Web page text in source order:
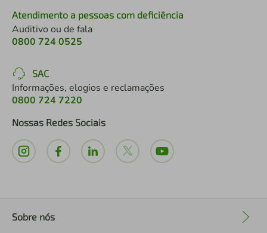
Atendimento a pessoas com deficiência
Auditivo ou de fala
0800 724 0525
SAC
Informações, elogios e reclamações
0800 724 7220
Nossas Redes Sociais
Sobre nós